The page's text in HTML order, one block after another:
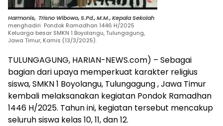
Harmonis, Trisno Wibowo, S.Pd., M.M., Kepala Sekolah
menghadiri Pondok Ramadhan 1446 H/2025
Keluarga besar SMKN 1 Boyolangu, Tulungagung,
Jawa Timur, Kamis (13/3/2025).
TULUNGAGUNG, HARIAN-NEWS.com) – Sebagai
bagian dari upaya memperkuat karakter religius
siswa, SMKN 1 Boyolangu, Tulungagung , Jawa Timur
kembali melaksanakan kegiatan Pondok Ramadhan
1446 H/2025. Tahun ini, kegiatan tersebut mencakup
seluruh siswa kelas 10, 11, dan 12.